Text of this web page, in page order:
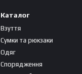
Каталог
Взуття
Сумки та рюкзаки
Одяг
Спорядження